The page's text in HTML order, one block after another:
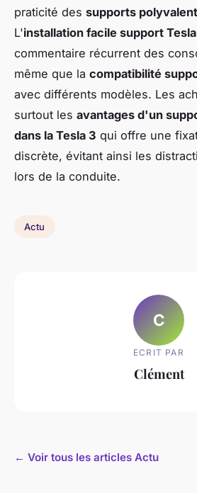
praticité des supports
L'installation facile support
commentaire récurrent des
même que la compatibilité
avec différents modèles. Les
surtout les avantages d'un
dans la Tesla 3 qui offre une
discrète, évitant ainsi les
lors de la conduite.
Actu
C
ECRIT PAR
Clément
← Voir tous les articles Actu